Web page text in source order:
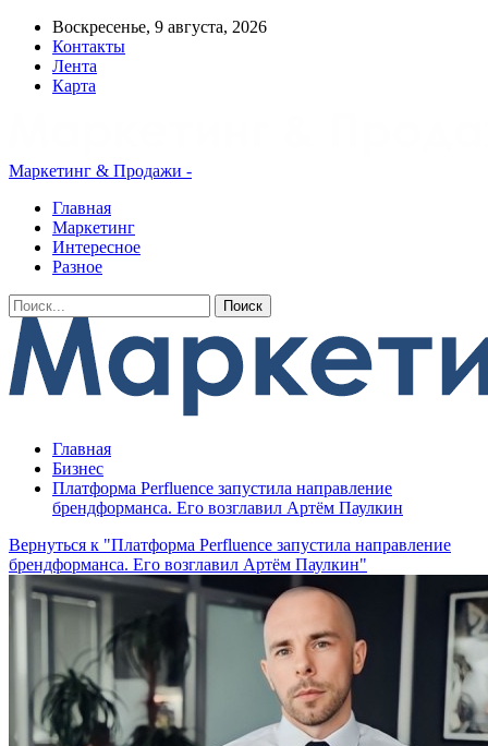
Воскресенье, 9 августа, 2026
Контакты
Лента
Карта
Маркетинг & Продажи -
Главная
Маркетинг
Интересное
Разное
Главная
Бизнес
Платформа Perfluence запустила направление
брендформанса. Его возглавил Артём Паулкин
Вернуться к "Платформа Perfluence запустила направление
брендформанса. Его возглавил Артём Паулкин"